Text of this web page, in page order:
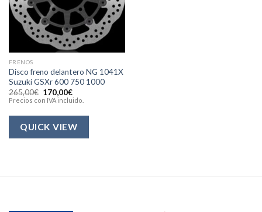
FRENOS
Disco freno delantero NG 1041X
Suzuki GSXr 600 750 1000
265,00€ El
precio
era:
265,00€.
170,00€El
precio
es:
170,00€.
Precios con IVA incluido.
QUICK VIEW